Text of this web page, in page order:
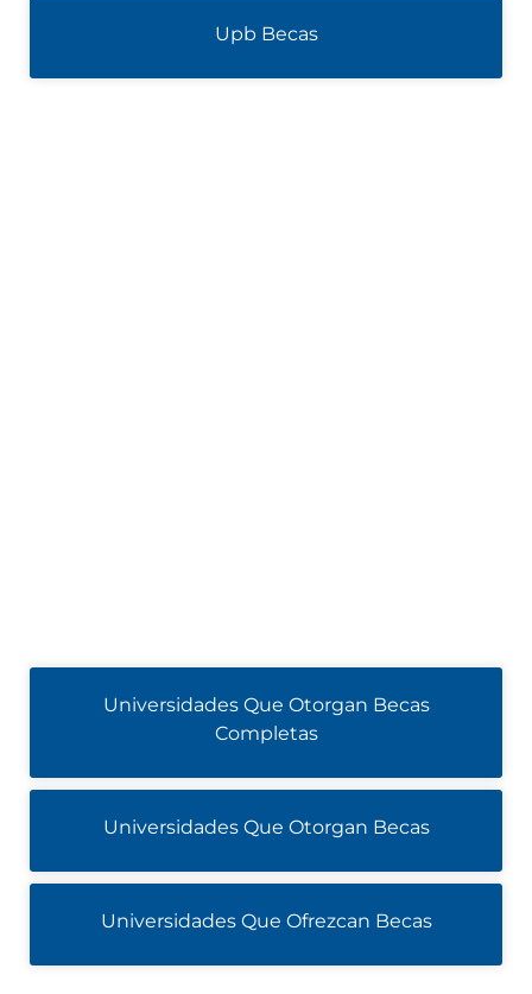
Upb Becas
Universidades Que Otorgan Becas
Completas
Universidades Que Otorgan Becas
Universidades Que Ofrezcan Becas